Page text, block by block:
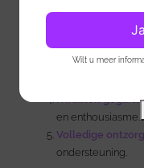
Ruime keuze
geselecteerde acts.
Professionele
Flexibiliteit–
Kwaliteit
en enthousiasme.
Volledige
ondersteuning.
Wilt u meer